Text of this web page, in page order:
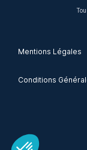
Mentions Légales
Conditions